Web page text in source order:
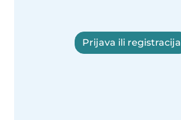
Prijava ili registracija